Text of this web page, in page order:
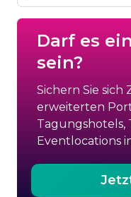
Darf es
sein?
Sichern Sie
erweiterten
Tagungshotels,
Eventlocations